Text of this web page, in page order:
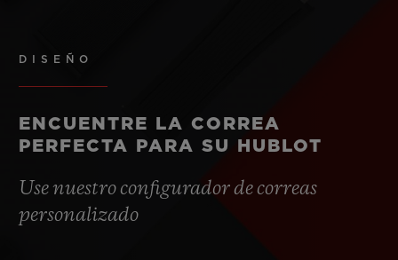
DISEÑO
ENCUENTRE LA CORREA
PERFECTA PARA SU HUBLOT
Use nuestro configurador de correas
personalizado